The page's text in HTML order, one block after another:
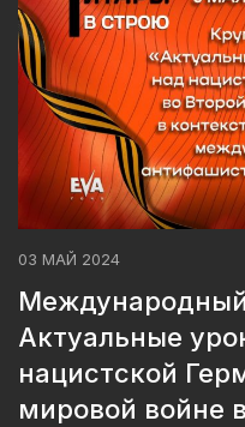
03 МАЙ 2024
Актуальные
нацистской
мировой войне